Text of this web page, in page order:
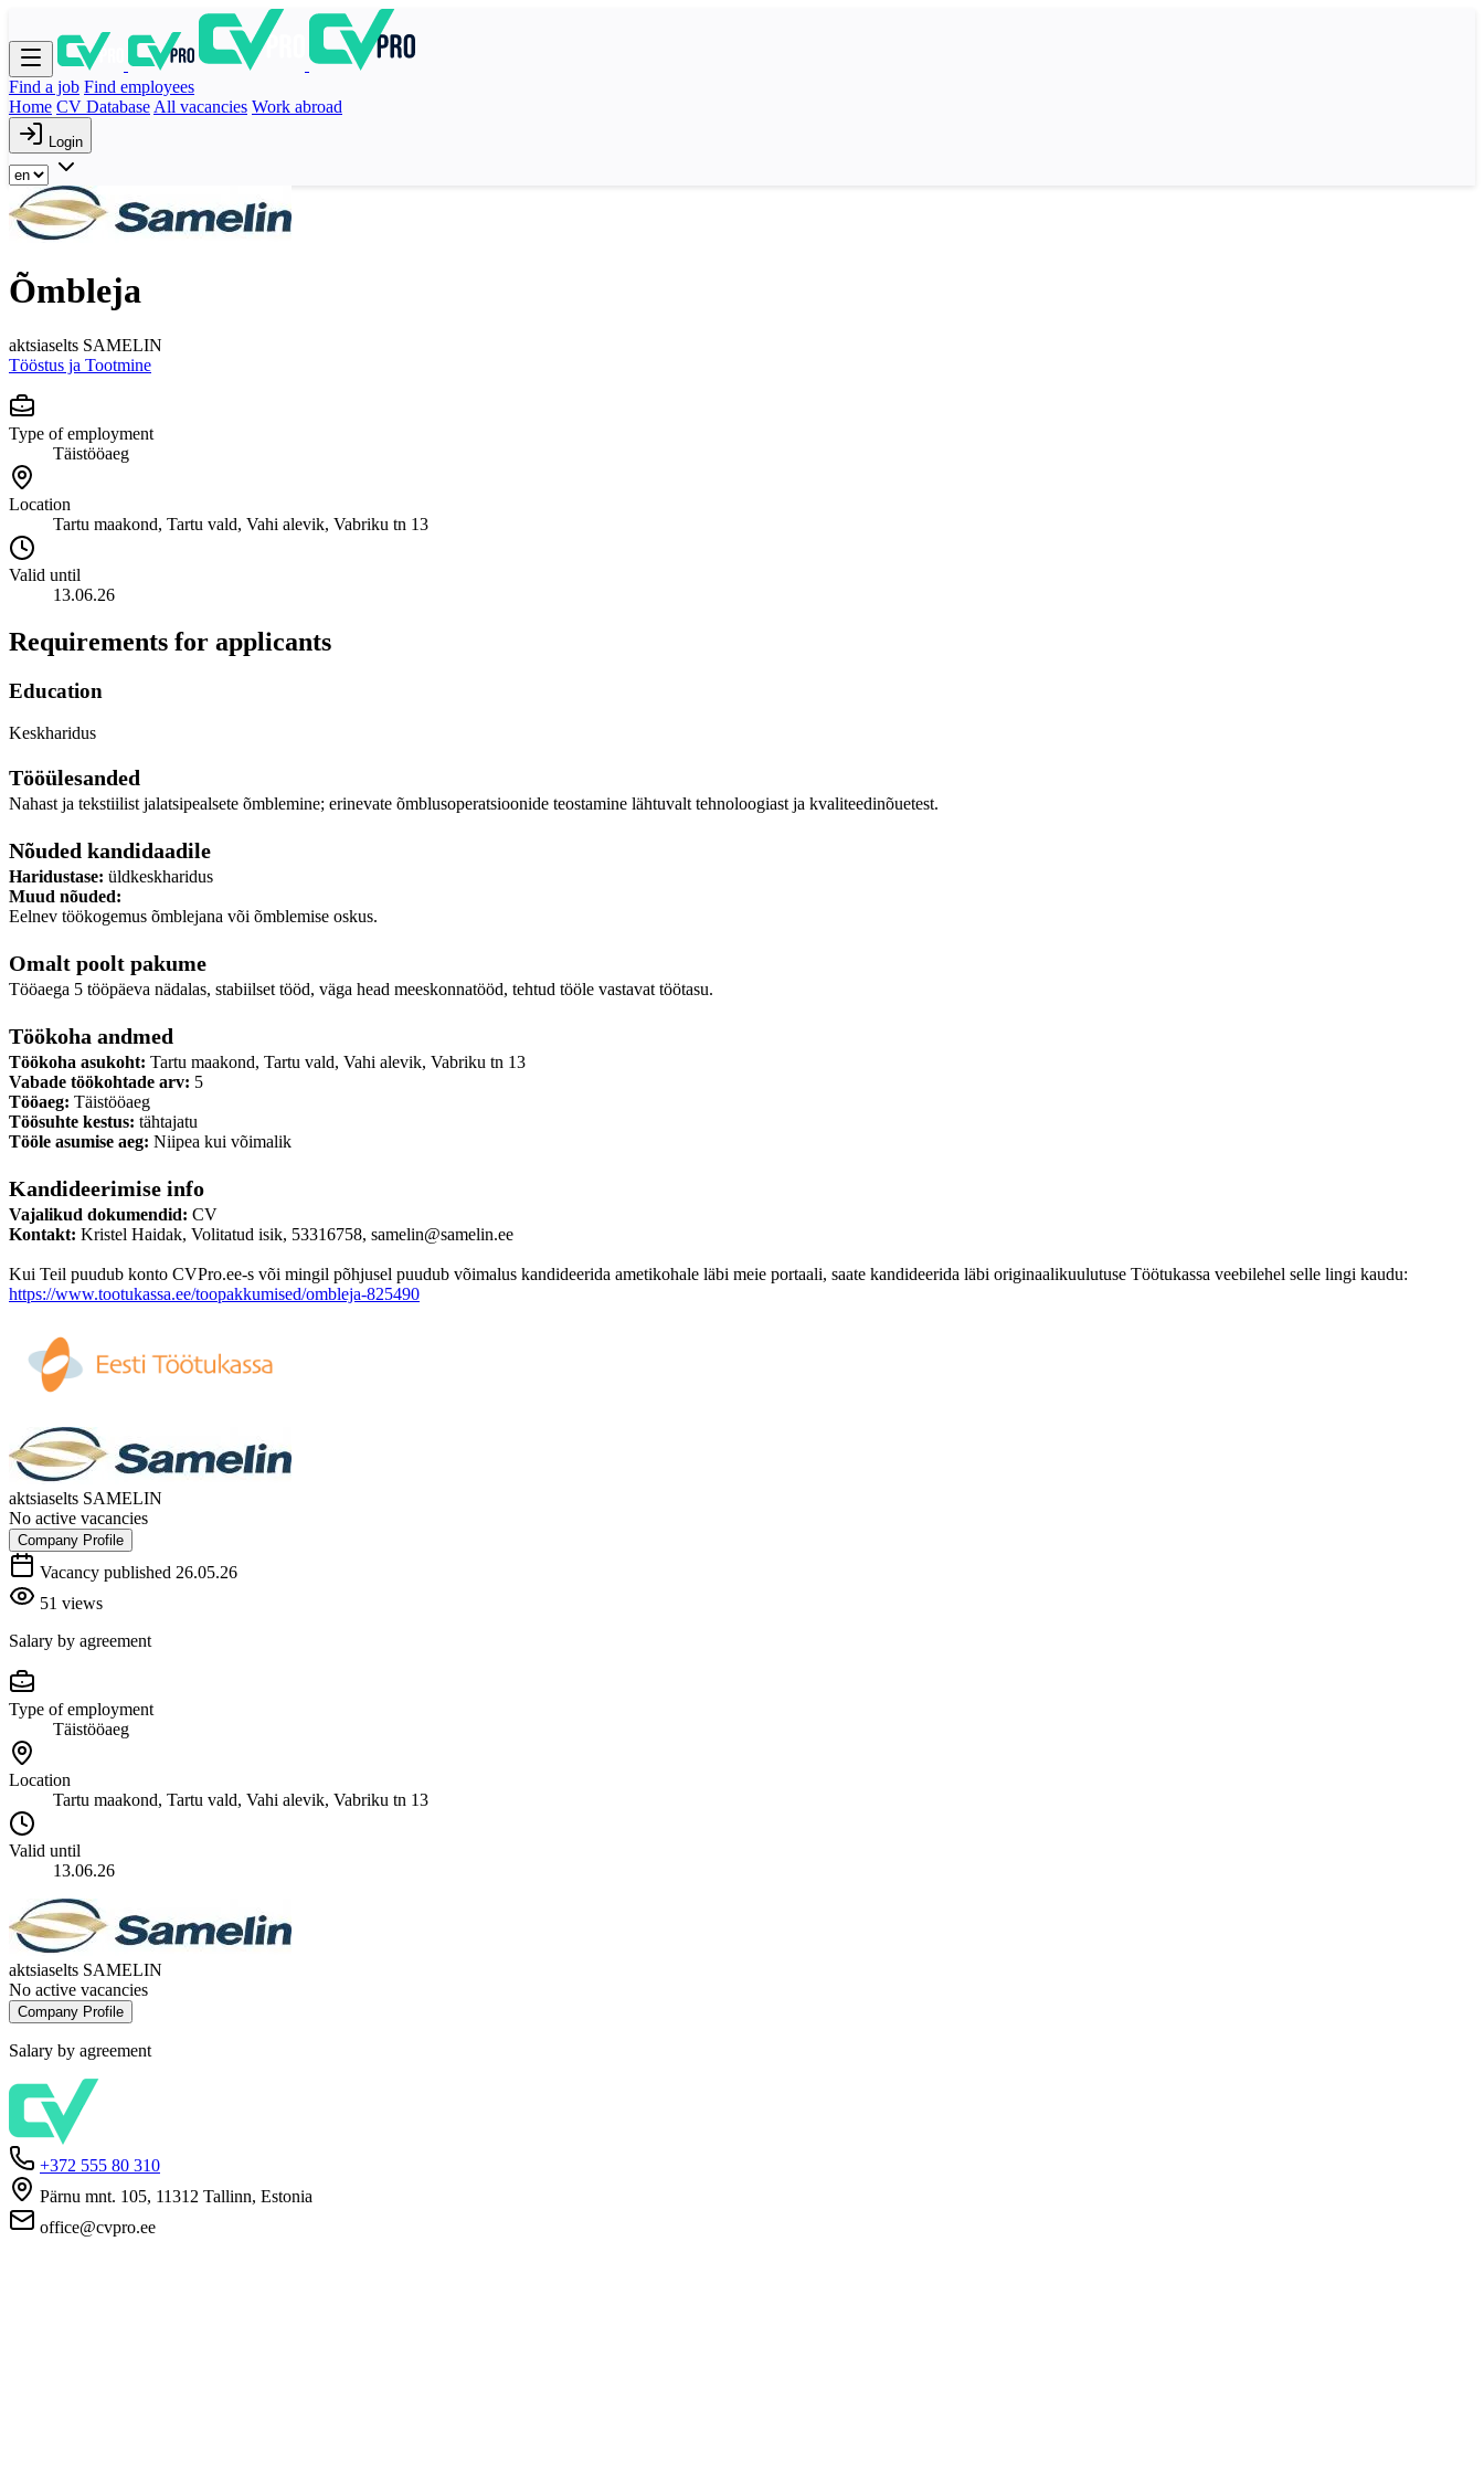
Find a job Find employees
Home CV Database All vacancies Work abroad
Login
Õmbleja
aktsiaselts SAMELIN
Tööstus ja Tootmine
Type of employment
Täistööaeg
Location
Tartu maakond, Tartu vald, Vahi alevik, Vabriku tn 13
Valid until
13.06.26
Requirements for applicants
Education
Keskharidus
Tööülesanded
Nahast ja tekstiilist jalatsipealsete õmblemine; erinevate õmblusoperatsioonide teostamine lähtuvalt tehnoloogiast ja kvaliteedinõuetest.
Nõuded kandidaadile
Haridustase: üldkeskharidus
Muud nõuded:
Eelnev töökogemus õmblejana või õmblemise oskus.
Omalt poolt pakume
Tööaega 5 tööpäeva nädalas, stabiilset tööd, väga head meeskonnatööd, tehtud tööle vastavat töötasu.
Töökoha andmed
Töökoha asukoht: Tartu maakond, Tartu vald, Vahi alevik, Vabriku tn 13
Vabade töökohtade arv: 5
Tööaeg: Täistööaeg
Töösuhte kestus: tähtajatu
Tööle asumise aeg: Niipea kui võimalik
Kandideerimise info
Vajalikud dokumendid: CV
Kontakt: Kristel Haidak, Volitatud isik, 53316758, samelin@samelin.ee
Kui Teil puudub konto CVPro.ee-s või mingil põhjusel puudub võimalus kandideerida ametikohale läbi meie portaali, saate kandideerida läbi originaalikuulutuse Töötukassa veebilehel selle lingi kaudu:
https://www.tootukassa.ee/toopakkumised/ombleja-825490
aktsiaselts SAMELIN
No active vacancies
Company Profile
Vacancy published 26.05.26
51 views
Salary by agreement
Type of employment
Täistööaeg
Location
Tartu maakond, Tartu vald, Vahi alevik, Vabriku tn 13
Valid until
13.06.26
aktsiaselts SAMELIN
No active vacancies
Company Profile
Salary by agreement
+372 555 80 310
Pärnu mnt. 105, 11312 Tallinn, Estonia
office@cvpro.ee